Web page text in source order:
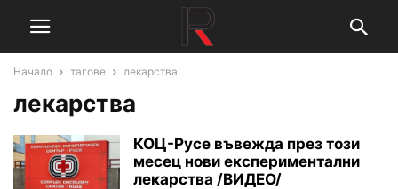
Начало тагове лекарства
лекарства
КОЦ-Русе въвежда през този
месец нови експериментални
лекарства /ВИДЕО/